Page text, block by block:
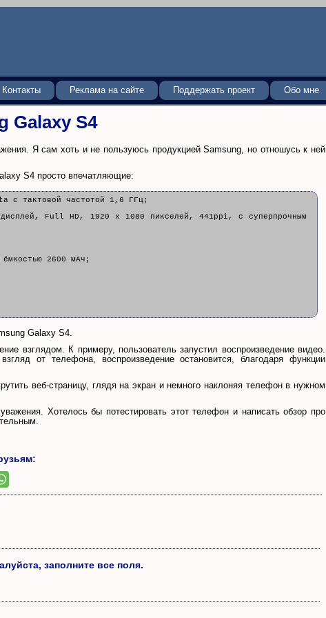
Контакты Реклама на сайте Поддержать проект Обо мне
Galaxy S4
Я сам хоть и не пользуюсь продукцией Samsung, но отношусь к ней
S4 просто впечатляющие:
с тактовой частотой 1,6 ГГц;
дисплей, Full HD, 1920 x 1080 пикселей, 441ppi, c суперпрочным
ёмкостью 2600 мАч;
Galaxy S4.
взглядом. К примеру, пользователь запустил воспроизведение видео.
от телефона, воспроизведение остановится, благодаря функции
веб-страницу, глядя на экран и немного наклоняя телефон в нужном
Хотелось бы потестировать этот телефон и написать обзор про
заполните все поля.